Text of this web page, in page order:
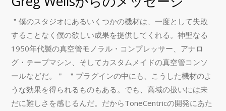
＂僕のスタジオにあるいくつかの機材は、一度として失敗
することなく僕の欲しい成果を提供してくれる。神聖なる
1950年代製の真空管モノラル・コンプレッサー、アナロ
グ・テープマシン、そしてカスタムメイドの真空管コンソ
ールなどだ。＂ ＂プラグインの中にも、こうした機材のよ
うな効果を得られるものもある。でも、高域の扱いには未
だに難しさを感じるんだ。だからToneCentricの開発にあた